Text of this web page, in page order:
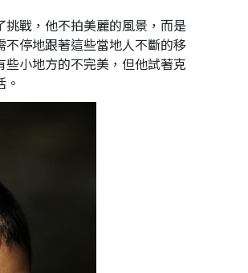
戰，他不拍美麗的風景，而是
停地跟著這些當地人不斷的移
小地方的不完美，但他試著克